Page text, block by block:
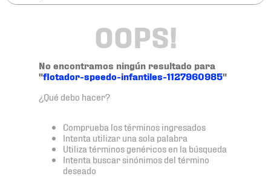
OOPS!
No encontramos ningún resultado para
"flotador-speedo-infantiles-1127960985"
¿Qué debo hacer?
Comprueba los términos ingresados
Intenta utilizar una sola palabra
Utiliza términos genéricos en la búsqueda
Intenta buscar sinónimos del término
deseado
tenis mujer
tenis hombre
tenis
tenis futbol
mochila